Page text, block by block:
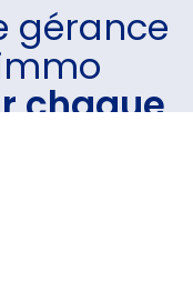
gérance
chaque